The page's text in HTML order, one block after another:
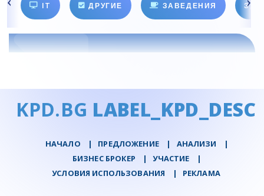
IT ДРУГИЕ ЗАВЕДЕНИЯ
KPD.BG LABEL_KPD_DESC
НАЧАЛО | ПРЕДЛОЖЕНИЕ | АНАЛИЗИ
|
БИЗНЕС БРОКЕР
| УЧАСТИЕ
|
УСЛОВИЯ ИСПОЛЬЗОВАНИЯ
| РЕКЛАМА